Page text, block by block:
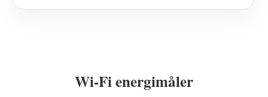
Wi-Fi energimåler